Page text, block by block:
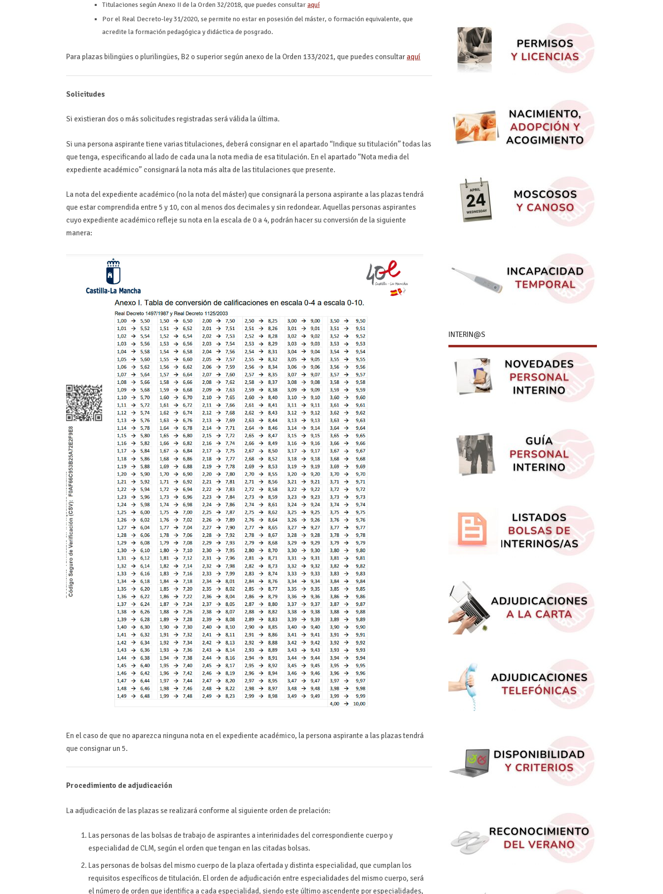
Titulaciones según Anexo II de la Orden 32/2018, que puedes consultaraquí
Por el Real Decreto-ley 31/2020, se permite no estar en posesión del máster, o formación equivalente, que
acredite la formación pedagógica y didáctica de posgrado.
Para plazas bilingües o plurilingües, B2 o superior según anexo de la Orden 133/2021, que puedes consultar aquí
Solicitudes
Si existieran dos o más solicitudes registradas será válida la última.
Si una persona aspirante tiene varias titulaciones, deberá consignar en el apartado “Indique su titulación” todas las
que tenga, especificando al lado de cada una la nota media de esa titulación. En el apartado “Nota media del
expediente académico” consignará la nota más alta de las titulaciones que presente.
La nota del expediente académico (no la nota del máster) que consignará la persona aspirante a las plazas tendrá
que estar comprendida entre 5 y 10, con al menos dos decimales y sin redondear. Aquellas personas aspirantes
cuyo expediente académico refleje su nota en la escala de 0 a 4, podrán hacer su conversión de la siguiente
manera:
En el caso de que no aparezca ninguna nota en el expediente académico, la persona aspirante a las plazas tendrá
que consignar un 5.
Procedimiento de adjudicación
La adjudicación de las plazas se realizará conforme al siguiente orden de prelación:
Las personas de las bolsas de trabajo de aspirantes a interinidades del correspondiente cuerpo y
especialidad de CLM, según el orden que tengan en las citadas bolsas.
Las personas de bolsas del mismo cuerpo de la plaza ofertada y distinta especialidad, que cumplan los
requisitos específicos de titulación. El orden de adjudicación entre especialidades del mismo cuerpo, será
el número de orden que identifica a cada especialidad, siendo este último ascendente por especialidades,
INTERIN@S